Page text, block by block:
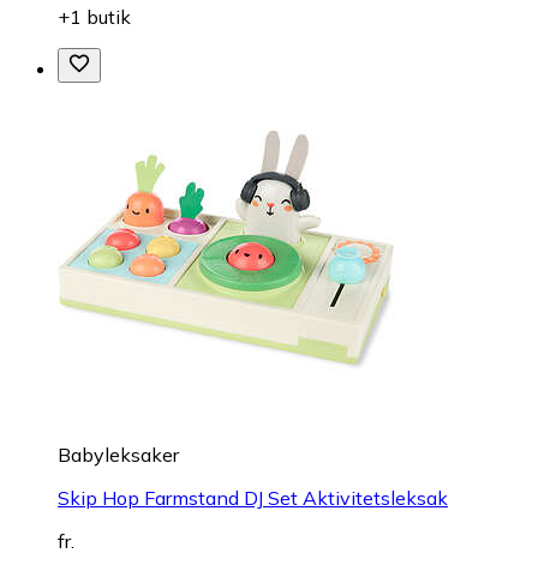
+1 butik
Babyleksaker
Skip Hop Farmstand DJ Set Aktivitetsleksak
fr.